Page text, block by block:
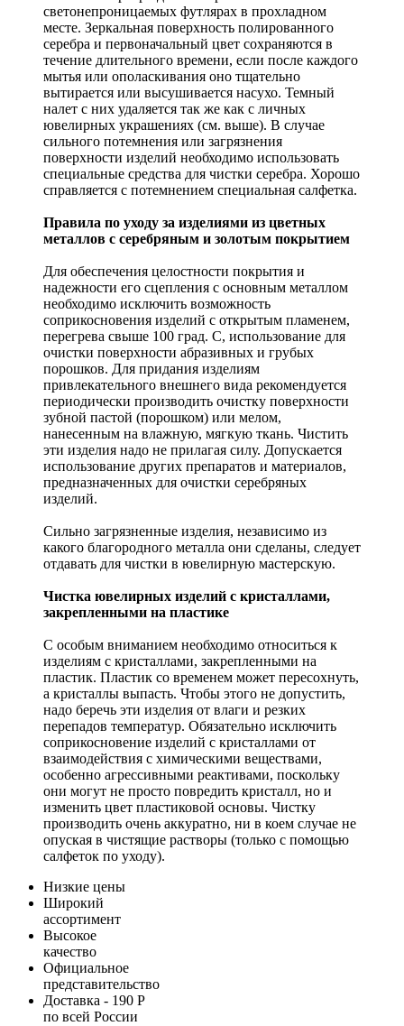
светонепроницаемых футлярах в прохладном
месте. Зеркальная поверхность полированного
серебра и первоначальный цвет сохраняются в
течение длительного времени, если после каждого
мытья или ополаскивания оно тщательно
вытирается или высушивается насухо. Темный
налет с них удаляется так же как с личных
ювелирных украшениях (см. выше). В случае
сильного потемнения или загрязнения
поверхности изделий необходимо использовать
специальные средства для чистки серебра. Хорошо
справляется с потемнением специальная салфетка.
Правила по уходу за изделиями из цветных
металлов с серебряным и золотым покрытием
Для обеспечения целостности покрытия и
надежности его сцепления с основным металлом
необходимо исключить возможность
соприкосновения изделий с открытым пламенем,
перегрева свыше 100 град. С, использование для
очистки поверхности абразивных и грубых
порошков. Для придания изделиям
привлекательного внешнего вида рекомендуется
периодически производить очистку поверхности
зубной пастой (порошком) или мелом,
нанесенным на влажную, мягкую ткань. Чистить
эти изделия надо не прилагая силу. Допускается
использование других препаратов и материалов,
предназначенных для очистки серебряных
изделий.
Сильно загрязненные изделия, независимо из
какого благородного металла они сделаны, следует
отдавать для чистки в ювелирную мастерскую.
Чистка ювелирных изделий с кристаллами,
закрепленными на пластике
С особым вниманием необходимо относиться к
изделиям с кристаллами, закрепленными на
пластик. Пластик со временем может пересохнуть,
а кристаллы выпасть. Чтобы этого не допустить,
надо беречь эти изделия от влаги и резких
перепадов температур. Обязательно исключить
соприкосновение изделий с кристаллами от
взаимодействия с химическими веществами,
особенно агрессивными реактивами, поскольку
они могут не просто повредить кристалл, но и
изменить цвет пластиковой основы. Чистку
производить очень аккуратно, ни в коем случае не
опуская в чистящие растворы (только с помощью
салфеток по уходу).
Низкие цены
Широкий
ассортимент
Высокое
качество
Официальное
представительство
Доставка - 190 Р
по всей России